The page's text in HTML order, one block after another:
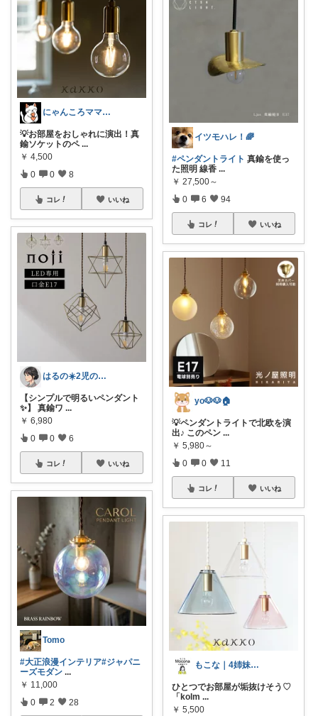
にゃんころママROOM
💡お部屋をおしゃれに演出！真
鍮ソケットのペ ...
￥ 4,500
0 0 8
コレ いいね
はるの☀️2児のママ𓂃◌𓈒𓐍
【シンプルで明るいペンダント
✨】 真鍮ワ ...
￥ 6,980
0 0 6
コレ いいね
Tomo
#大正浪漫インテリア#ジャパニ
ーズモダン ...
￥ 11,000
0 2 28
イツモハレ！🌈
#ペンダントライト 真鍮を使っ
た照明 線香 ...
￥ 27,500～
0 6 94
コレ いいね
yo🐶🐶🏠
💡ペンダントライトで北欧を演
出♪ このペン ...
￥ 5,980～
0 0 11
コレ いいね
もこな｜4姉妹ママ×子供のも×家事ラク
ひとつでお部屋が垢抜けそう♡
「kolm ...
￥ 5,500